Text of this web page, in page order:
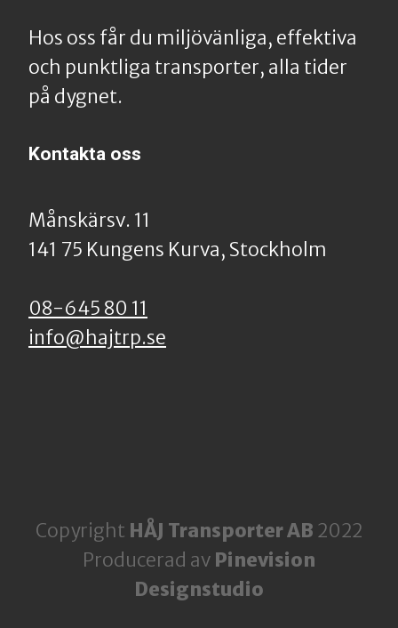
Hos oss får du miljövänliga, effektiva
och punktliga transporter, alla tider
på dygnet.
Kontakta oss
Månskärsv. 11
141 75 Kungens Kurva, Stockholm
08-645 80 11
info@hajtrp.se
Copyright HÅJ Transporter AB 2022
Producerad av Pinevision
Designstudio